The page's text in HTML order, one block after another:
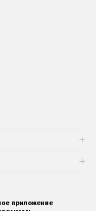
приложение